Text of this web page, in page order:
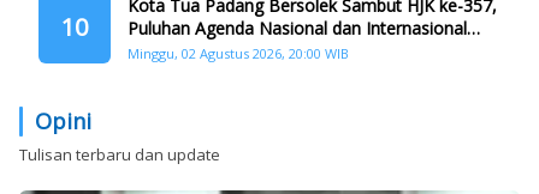
10
Kota Tua Padang Bersolek Sambut HJK ke-357,
Puluhan Agenda Nasional dan Internasional
Siap Digelar
Minggu, 02 Agustus 2026, 20:00 WIB
Opini
Tulisan terbaru dan update